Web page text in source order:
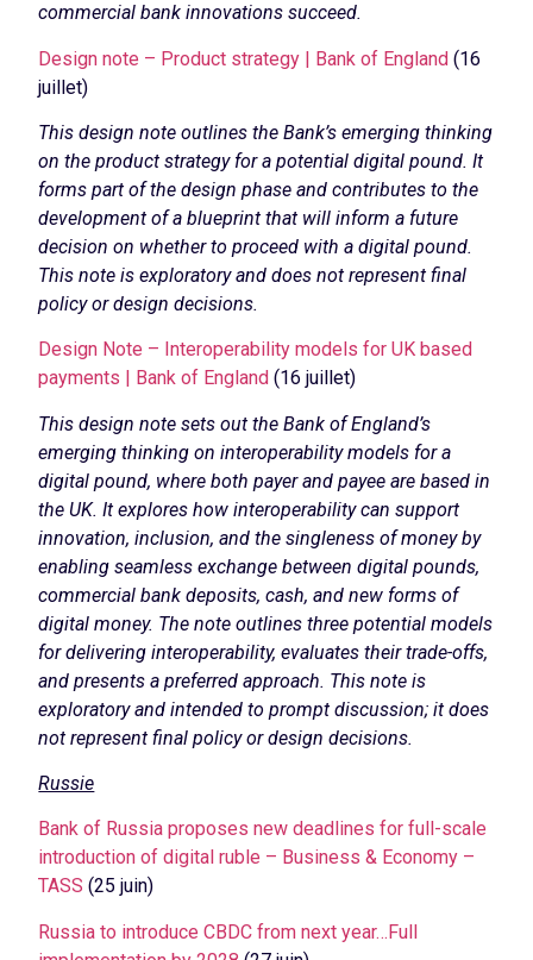
commercial bank innovations succeed.
Design note – Product strategy | Bank of England (16
juillet)
This design note outlines the Bank’s emerging thinking
on the product strategy for a potential digital pound. It
forms part of the design phase and contributes to the
development of a blueprint that will inform a future
decision on whether to proceed with a digital pound.
This note is exploratory and does not represent final
policy or design decisions.
Design Note – Interoperability models for UK based
payments | Bank of England (16 juillet)
This design note sets out the Bank of England’s
emerging thinking on interoperability models for a
digital pound, where both payer and payee are based in
the UK. It explores how interoperability can support
innovation, inclusion, and the singleness of money by
enabling seamless exchange between digital pounds,
commercial bank deposits, cash, and new forms of
digital money. The note outlines three potential models
for delivering interoperability, evaluates their trade-offs,
and presents a preferred approach. This note is
exploratory and intended to prompt discussion; it does
not represent final policy or design decisions.
Russie
Bank of Russia proposes new deadlines for full-scale
introduction of digital ruble – Business & Economy –
TASS (25 juin)
Russia to introduce CBDC from next year…Full